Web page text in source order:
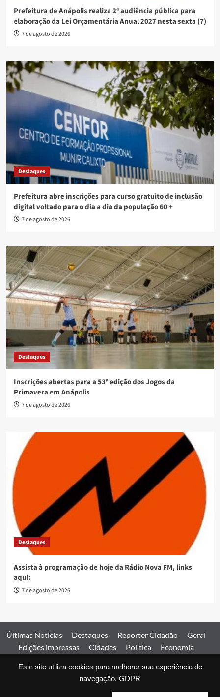
Este site utiliza cookies para melhorar sua experiência de
navegação. GDPR
Prefeitura de Anápolis realiza 2ª audiência pública para
elaboração da Lei Orçamentária Anual 2027 nesta sexta (7)
7 de agosto de 2026
Destaques
Prefeitura abre inscrições para curso gratuito de inclusão
digital voltado para o dia a dia da população 60 +
7 de agosto de 2026
Destaques
Inscrições abertas para a 53ª edição dos Jogos da
Primavera em Anápolis
7 de agosto de 2026
Destaques
Assista à programação de hoje da Rádio Nova FM, links
aqui:
7 de agosto de 2026
Últimas Notícias Destaques Reporter Cidadão
Geral
Edições impressas
Cidades Política
Economia
Comercial
Edições impressas Expediente Home